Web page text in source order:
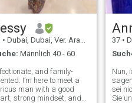
• Dubai, Dubai, Ver. Arab. Em.
Männlich 40 - 60
and family-
I’m here to meet a
man with a good
strong mindset, and
37 •
Nun,
sei
Sie